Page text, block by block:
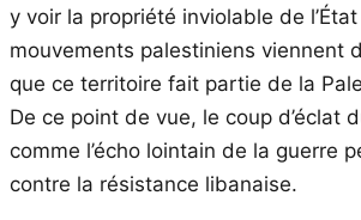
y voir la propriété inviolable de l’État
mouvements palestiniens viennent
que ce territoire fait partie de la
De ce point de vue, le coup d’éclat
comme l’écho lointain de la guerre
contre la résistance libanaise.